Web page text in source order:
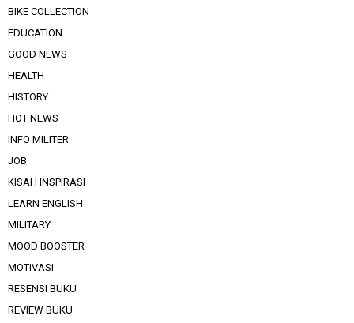
BIKE COLLECTION
EDUCATION
GOOD NEWS
HEALTH
HISTORY
HOT NEWS
INFO MILITER
JOB
KISAH INSPIRASI
LEARN ENGLISH
MILITARY
MOOD BOOSTER
MOTIVASI
RESENSI BUKU
REVIEW BUKU